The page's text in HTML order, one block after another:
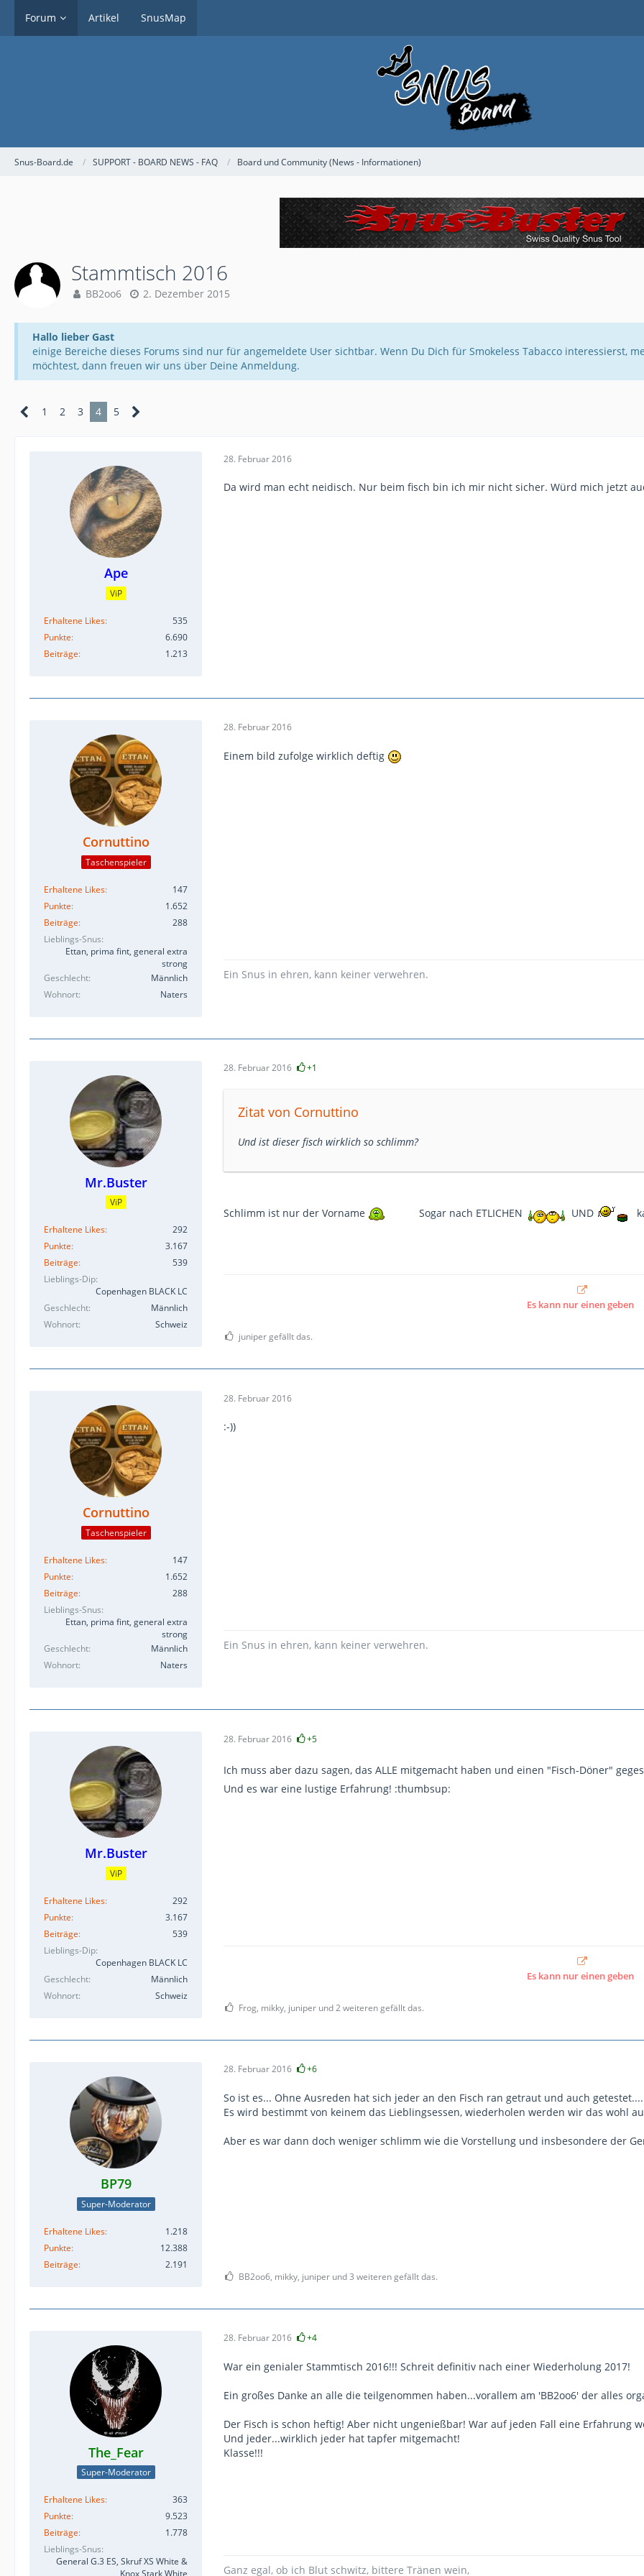
Forum Artikel SnusMap
Snus-Board.de SUPPORT - BOARD NEWS - FAQ Board und Community (News - Informationen)
Stammtisch 2016
BB2oo6 2. Dezember 2015
Hallo lieber Gast
einige Bereiche dieses Forums sind nur für angemeldete User sichtbar. Wenn Du Dich für Smokeless Tabacco interessierst,
möchtest, dann freuen wir uns über Deine Anmeldung.
1 2 3 4 5
Ape
ViP
Erhaltene Likes
535
Punkte
6.690
Beiträge
1.213
28. Februar 2016
Da wird man echt neidisch. Nur beim fisch bin ich mir nicht sicher. Würd mich jetzt
Cornuttino
Taschenspieler
Erhaltene Likes
147
Punkte
1.652
Beiträge
288
Lieblings-Snus
Ettan, prima fint, general extra
strong
Geschlecht
Männlich
Wohnort
Naters
28. Februar 2016
Einem bild zufolge wirklich deftig
Ein Snus in ehren, kann keiner verwehren.
Mr.Buster
ViP
Erhaltene Likes
292
Punkte
3.167
Beiträge
539
Lieblings-Dip
Copenhagen BLACK LC
Geschlecht
Männlich
Wohnort
Schweiz
28. Februar 2016 +1
Zitat von Cornuttino
Und ist dieser fisch wirklich so schlimm?
Schlimm ist nur der Vorname Sogar nach ETLICHEN UND
Es kann nur einen geben
juniper gefällt das.
Cornuttino
Taschenspieler
Erhaltene Likes
147
Punkte
1.652
Beiträge
288
Lieblings-Snus
Ettan, prima fint, general extra
strong
Geschlecht
Männlich
Wohnort
Naters
28. Februar 2016
:-))
Ein Snus in ehren, kann keiner verwehren.
Mr.Buster
ViP
Erhaltene Likes
292
Punkte
3.167
Beiträge
539
Lieblings-Dip
Copenhagen BLACK LC
Geschlecht
Männlich
Wohnort
Schweiz
28. Februar 2016 +5
Ich muss aber dazu sagen, das ALLE mitgemacht haben und einen "Fisch-Döner"
Und es war eine lustige Erfahrung! :thumbsup:
Es kann nur einen geben
Frog, mikky, juniper und 2 weiteren gefällt das.
BP79
Super-Moderator
Erhaltene Likes
1.218
Punkte
12.388
Beiträge
2.191
28. Februar 2016 +6
So ist es... Ohne Ausreden hat sich jeder an den Fisch ran getraut und auch getestet....
Es wird bestimmt von keinem das Lieblingsessen, wiederholen werden wir das wohl
Aber es war dann doch weniger schlimm wie die Vorstellung und insbesondere der
BB2oo6, mikky, juniper und 3 weiteren gefällt das.
The_Fear
Super-Moderator
Erhaltene Likes
363
Punkte
9.523
Beiträge
1.778
Lieblings-Snus
General G.3 ES, Skruf XS White &
28. Februar 2016 +4
War ein genialer Stammtisch 2016!!! Schreit definitiv nach einer Wiederholung 2017!
Ein großes Danke an alle die teilgenommen haben...vorallem am 'BB2oo6' der alles
Der Fisch is schon heftig! Aber nicht ungenießbar! War auf jeden Fall eine Erfahrung
Und jeder...wirklich jeder hat tapfer mitgemacht!
Klasse!!!
Ganz egal, ob ich Blut schwitz, bittere Tränen wein,